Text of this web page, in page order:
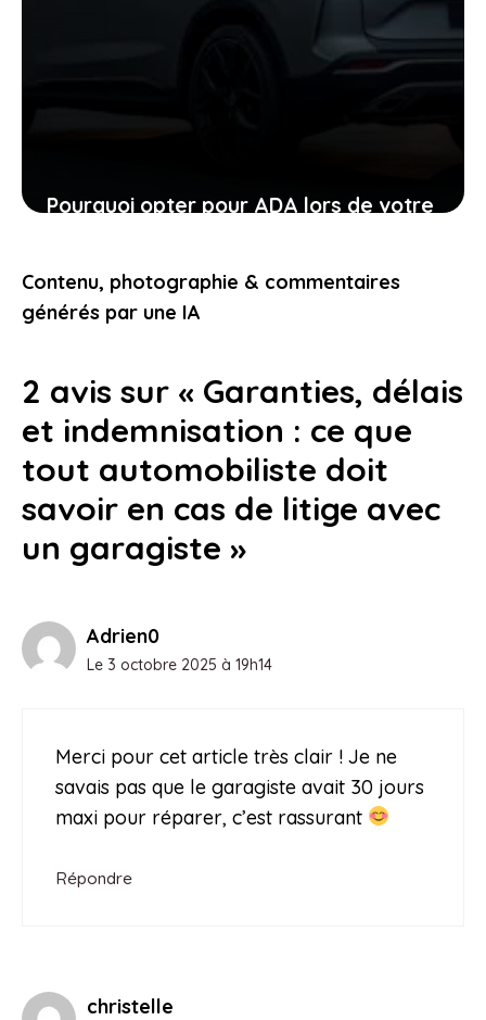
Pourquoi opter pour ADA lors de votre
étape
24 janvier 2026
Contenu, photographie & commentaires
générés par une IA
2 avis sur « Garanties, délais
et indemnisation : ce que
tout automobiliste doit
savoir en cas de litige avec
un garagiste »
Adrien0
Le 3 octobre 2025 à 19h14
Merci pour cet article très clair ! Je ne
savais pas que le garagiste avait 30 jours
maxi pour réparer, c’est rassurant
Répondre
christelle